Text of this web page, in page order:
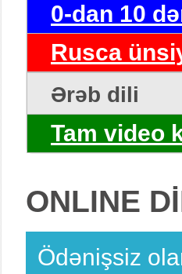
0-dan 10
Rusca
Ərəb dili
Tam video
ONLINE
Ödənişsiz